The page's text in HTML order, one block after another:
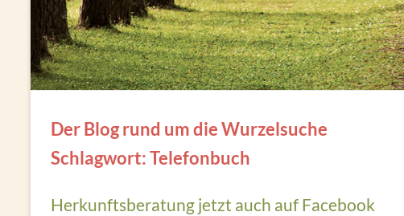
Der Blog rund um die Wurzelsuche
Schlagwort: Telefonbuch
Herkunftsberatung jetzt auch auf Facebook